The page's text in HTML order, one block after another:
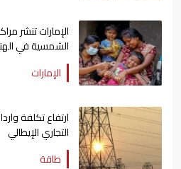
الإمارات تنشر
الشمسية في
الإمارات
ارتفاع تكلفة
التجاري الإيطالي
طاقة